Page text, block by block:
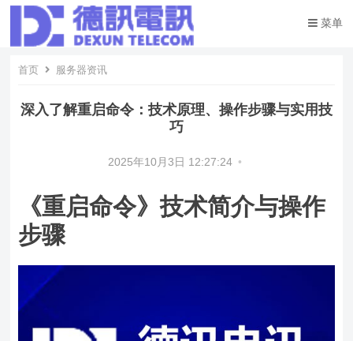
菜单
首页 服务器资讯
深入了解重启命令：技术原理、操作步骤与实用技
巧
2025年10月3日 12:27:24 •
《重启命令》技术简介与操作
步骤